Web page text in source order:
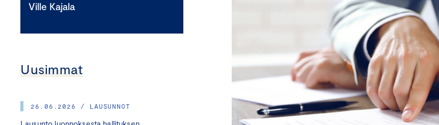
Ville Kajala
Uusimmat
26.06.2026 / LAUSUNNOT